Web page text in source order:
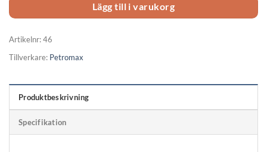
Lägg till i varukorg
Artikelnr:46
Tillverkare: Petromax
Produktbeskrivning
Specifikation